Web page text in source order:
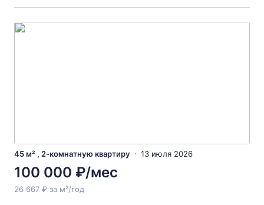
45 м² , 2-комнатную квартиру 13 июля 2026
100 000 ₽/мес
26 667 ₽ за м²/год